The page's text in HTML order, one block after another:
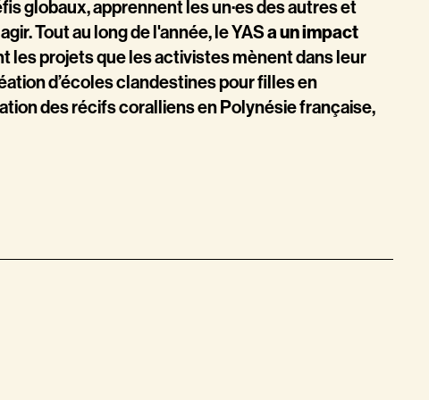
globaux, apprennent les un·es des autres et
Tout au long de l'année, le YASa un impact
les projets que les activistes mènent dans leur
d’écoles clandestines pour filles en
des récifs coralliens en Polynésie française,